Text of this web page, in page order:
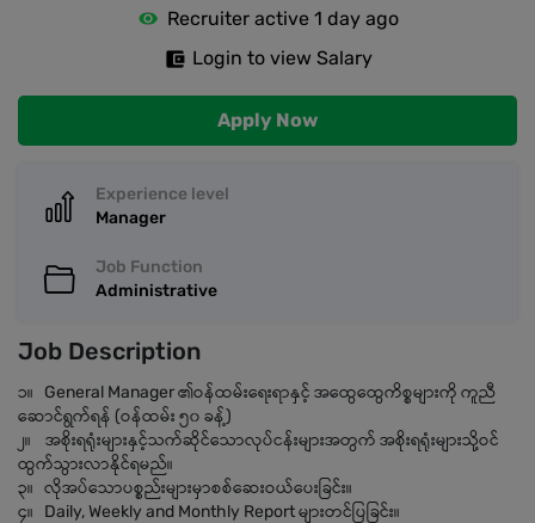
Recruiter active 1 day ago
Login to view Salary
Apply Now
Experience level
Manager
Job Function
Administrative
Job Description
၁။ General Manager ၏ဝန်ထမ်းရေးရာနှင့် အထွေထွေကိစ္စများကို ကူညီ
ဆောင်ရွက်ရန် (ဝန်ထမ်း ၅၀ ခန့်)
၂။ အစိုးရရုံးများနှင့်သက်ဆိုင်သောလုပ်ငန်းများအတွက် အစိုးရရုံးများသို့ဝင်
ထွက်သွားလာနိုင်ရမည်။
၃။ လိုအပ်သောပစ္စည်းများမှာစစ်ဆေးဝယ်ပေးခြင်း။
၄။ Daily, Weekly and Monthly Report များတင်ပြခြင်း။